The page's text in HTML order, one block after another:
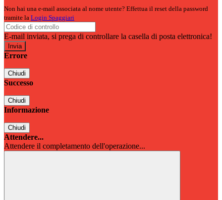
Non hai una e-mail associata al nome utente? Effettua il reset della password
tramite la Login Spaggiari
E-mail inviata, si prega di controllare la casella di posta elettronica!
Errore
Chiudi
Successo
Chiudi
Informazione
Chiudi
Attendere...
Attendere il completamento dell'operazione...